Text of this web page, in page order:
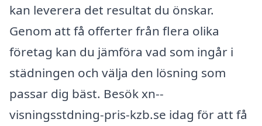
kan leverera det resultat du önskar.
Genom att få offerter från flera olika
företag kan du jämföra vad som ingår i
städningen och välja den lösning som
passar dig bäst. Besök xn--
visningsstdning-pris-kzb.se idag för att få